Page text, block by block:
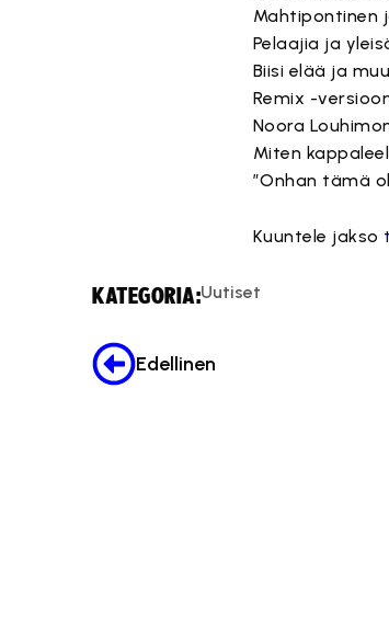
Mahtipontinen
Pelaajia ja
Biisi elää ja
Remix -
Noora
Miten
”Onhan tämä
Kuuntele jakso
KATEGORIA:Uutiset
Edellinen